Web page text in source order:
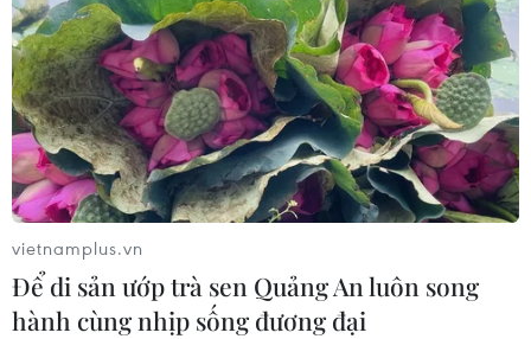
vietnamplus.vn
Để di sản ướp trà sen Quảng An luôn song
hành cùng nhịp sống đương đại